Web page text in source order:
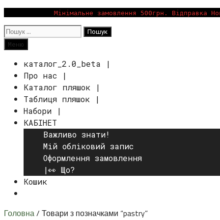
до
вмісту
Мінімальне замовлення 500грн. Відправка
Пошук:
Пошук
Меню
каталог_2.0_beta |
Про нас |
Каталог пляшок |
Таблиця пляшок |
Набори |
КАБІНЕТ
Важливо знати!
Мій обліковий запис
Оформлення замовлення
|👀 Що?
Кошик
Головна/ Товари з позначками “pastry”